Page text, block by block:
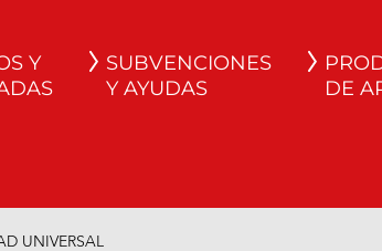
Y
SUBVENCIONES
Y AYUDAS
DE
UNIVERSAL